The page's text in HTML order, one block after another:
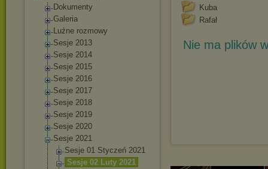
Dokumenty
Galeria
Luźne rozmowy
Sesje 2013
Sesje 2014
Sesje 2015
Sesje 2016
Sesje 2017
Sesje 2018
Sesje 2019
Sesje 2020
Sesje 2021
Sesje 01 Styczeń 2021
Sesje 02 Luty 2021
Kuba
Rafał
Nie ma plików